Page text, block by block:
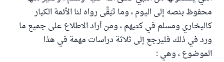
محفوظ بنصه إلى اليوم ، وما تَبَقَّى رواه لنا الأئمة الكبار
كالبخاري ومسلم في كتبهم ، ومن أراد الاطلاع على جميع ما
ورد في ذلك فليرجع إلى ثلاثة دراسات مهمة في هذا
الموضوع ، وهي :